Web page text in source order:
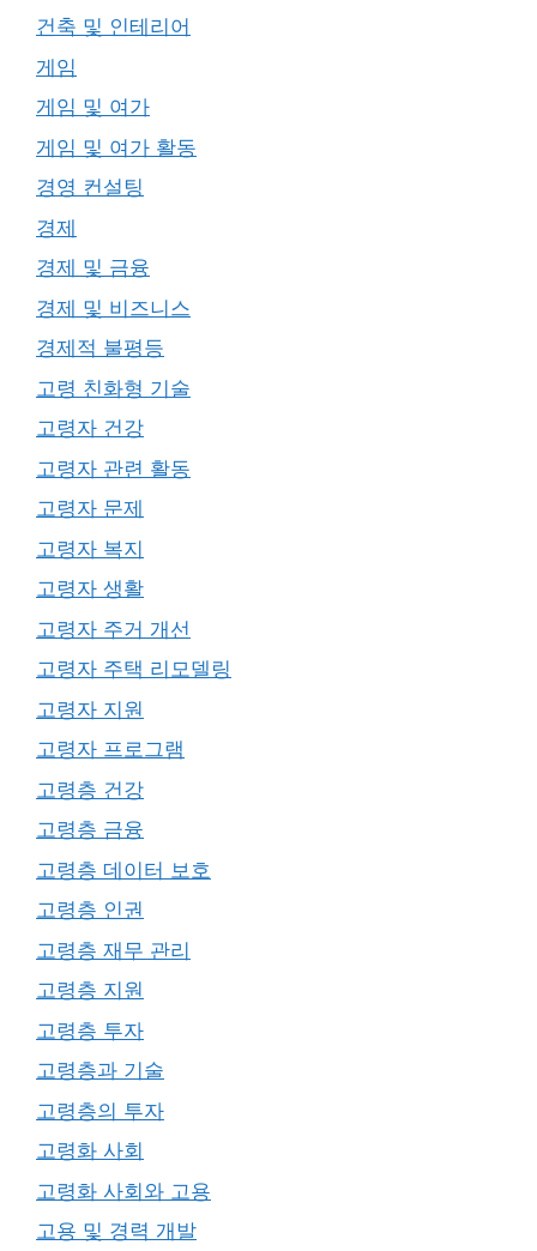
건축 및 인테리어
게임
게임 및 여가
게임 및 여가 활동
경영 컨설팅
경제
경제 및 금융
경제 및 비즈니스
경제적 불평등
고령 친화형 기술
고령자 건강
고령자 관련 활동
고령자 문제
고령자 복지
고령자 생활
고령자 주거 개선
고령자 주택 리모델링
고령자 지원
고령자 프로그램
고령층 건강
고령층 금융
고령층 데이터 보호
고령층 인권
고령층 재무 관리
고령층 지원
고령층 투자
고령층과 기술
고령층의 투자
고령화 사회
고령화 사회와 고용
고용 및 경력 개발